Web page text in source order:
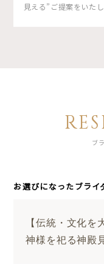
見える”ご提案をいた
ブ
お選びになったブライ
【伝統・文化を
神様を祀る神殿